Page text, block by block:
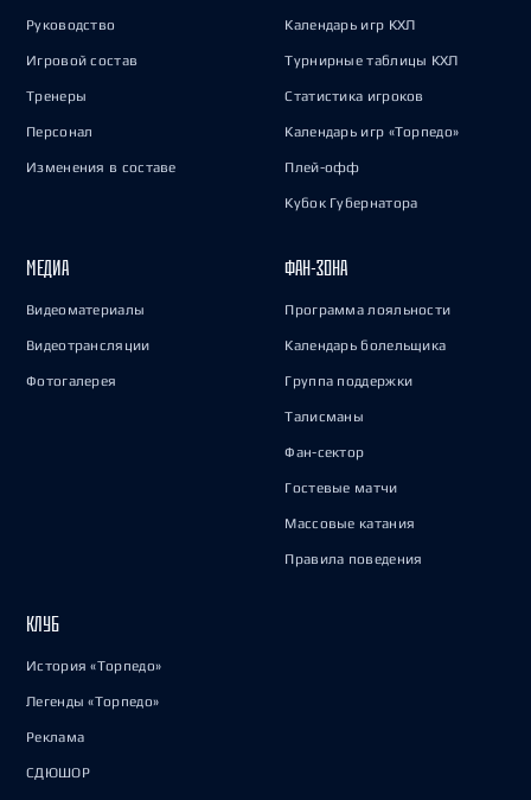
Руководство
Игровой состав
Тренеры
Персонал
Изменения в составе
Календарь игр КХЛ
Турнирные таблицы КХЛ
Статистика игроков
Календарь игр «Торпедо»
Плей-офф
Кубок Губернатора
МЕДИА
Видеоматериалы
Видеотрансляции
Фотогалерея
ФАН-ЗОНА
Программа лояльности
Календарь болельщика
Группа поддержки
Талисманы
Фан-сектор
Гостевые матчи
Массовые катания
Правила поведения
КЛУБ
История «Торпедо»
Легенды «Торпедо»
Реклама
СДЮШОР